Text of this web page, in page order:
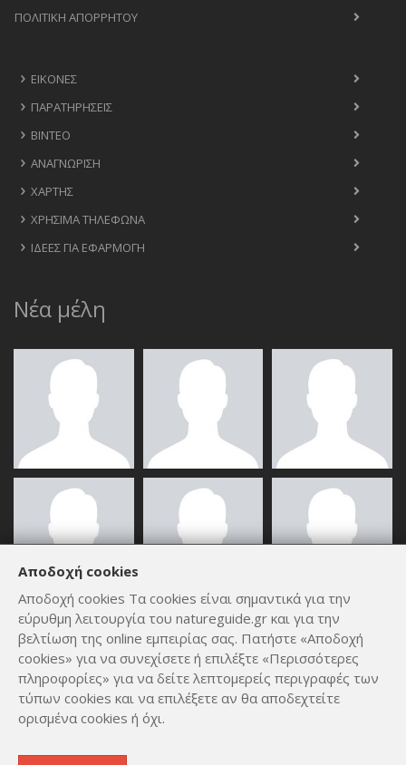
ΠΟΛΙΤΙΚΉ ΑΠΟΡΡΉΤΟΥ
ΕΙΚΌΝΕΣ
ΠΑΡΑΤΗΡΉΣΕΙΣ
ΒΊΝΤΕΟ
ΑΝΑΓΝΏΡΙΣΗ
ΧΆΡΤΗΣ
ΧΡΉΣΙΜΑ ΤΗΛΈΦΩΝΑ
ΙΔΈΕΣ ΓΙΑ ΕΦΑΡΜΟΓΉ
Νέα μέλη
ΟΛΑ ΤΑ ΜΈΛΗ
Copyright © 2012 - 2026
Αποδοχή cookies
Αποδοχή cookies Τα cookies είναι σημαντικά για την
εύρυθμη λειτουργία του natureguide.gr και για την
βελτίωση της online εμπειρίας σας. Πατήστε «Αποδοχή
cookies» για να συνεχίσετε ή επιλέξτε «Περισσότερες
πληροφορίες» για να δείτε λεπτομερείς περιγραφές των
τύπων cookies και να επιλέξετε αν θα αποδεχτείτε
ορισμένα cookies ή όχι.